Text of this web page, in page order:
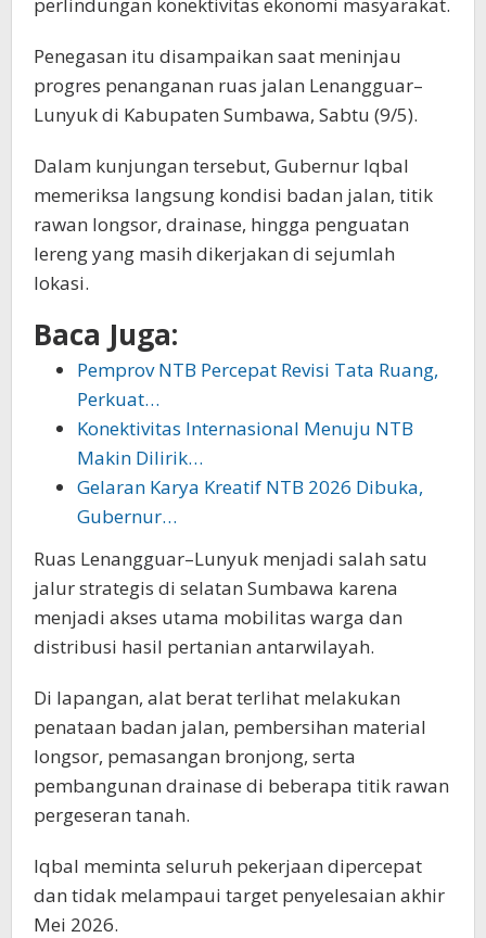
perlindungan konektivitas ekonomi masyarakat.
Penegasan itu disampaikan saat meninjau
progres penanganan ruas jalan Lenangguar–
Lunyuk di Kabupaten Sumbawa, Sabtu (9/5).
Dalam kunjungan tersebut, Gubernur Iqbal
memeriksa langsung kondisi badan jalan, titik
rawan longsor, drainase, hingga penguatan
lereng yang masih dikerjakan di sejumlah
lokasi.
Baca Juga:
Pemprov NTB Percepat Revisi Tata Ruang,
Perkuat…
Konektivitas Internasional Menuju NTB
Makin Dilirik…
Gelaran Karya Kreatif NTB 2026 Dibuka,
Gubernur…
Ruas Lenangguar–Lunyuk menjadi salah satu
jalur strategis di selatan Sumbawa karena
menjadi akses utama mobilitas warga dan
distribusi hasil pertanian antarwilayah.
Di lapangan, alat berat terlihat melakukan
penataan badan jalan, pembersihan material
longsor, pemasangan bronjong, serta
pembangunan drainase di beberapa titik rawan
pergeseran tanah.
Iqbal meminta seluruh pekerjaan dipercepat
dan tidak melampaui target penyelesaian akhir
Mei 2026.